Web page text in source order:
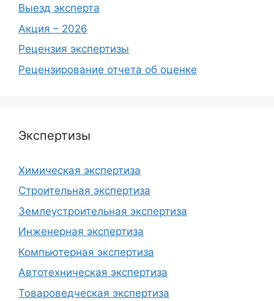
Выезд эксперта
Акция – 2026
Рецензия экспертизы
Рецензирование отчета об оценке
Экспертизы
Химическая экспертиза
Строительная экспертиза
Землеустроительная экспертиза
Инженерная экспертиза
Компьютерная экспертиза
Автотехническая экспертиза
Товароведческая экспертиза